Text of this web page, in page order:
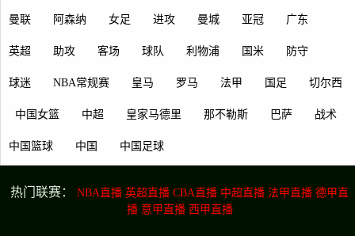
曼联 阿森纳 女足 进攻 曼城 亚冠 广东
英超 助攻 客场 球队 利物浦 国米 防守
球迷 NBA常规赛 皇马 罗马 法甲 国足 切尔西
中国女篮 中超 皇家马德里 那不勒斯 巴萨 战术
中国篮球 中国 中国足球
热门联赛： NBA直播 英超直播 CBA直播 中超直播 法甲直播 德甲直
播 意甲直播 西甲直播